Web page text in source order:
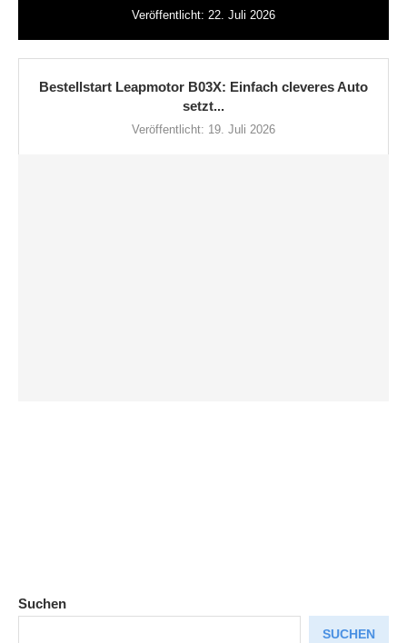
Veröffentlicht: 22. Juli 2026
Bestellstart Leapmotor B03X: Einfach cleveres Auto
setzt...
Veröffentlicht: 19. Juli 2026
Suchen
SUCHEN